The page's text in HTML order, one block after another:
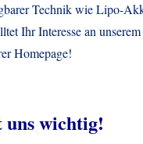
Technik wie Lipo-
Ihr Interesse an
Homepage!
wichtig!